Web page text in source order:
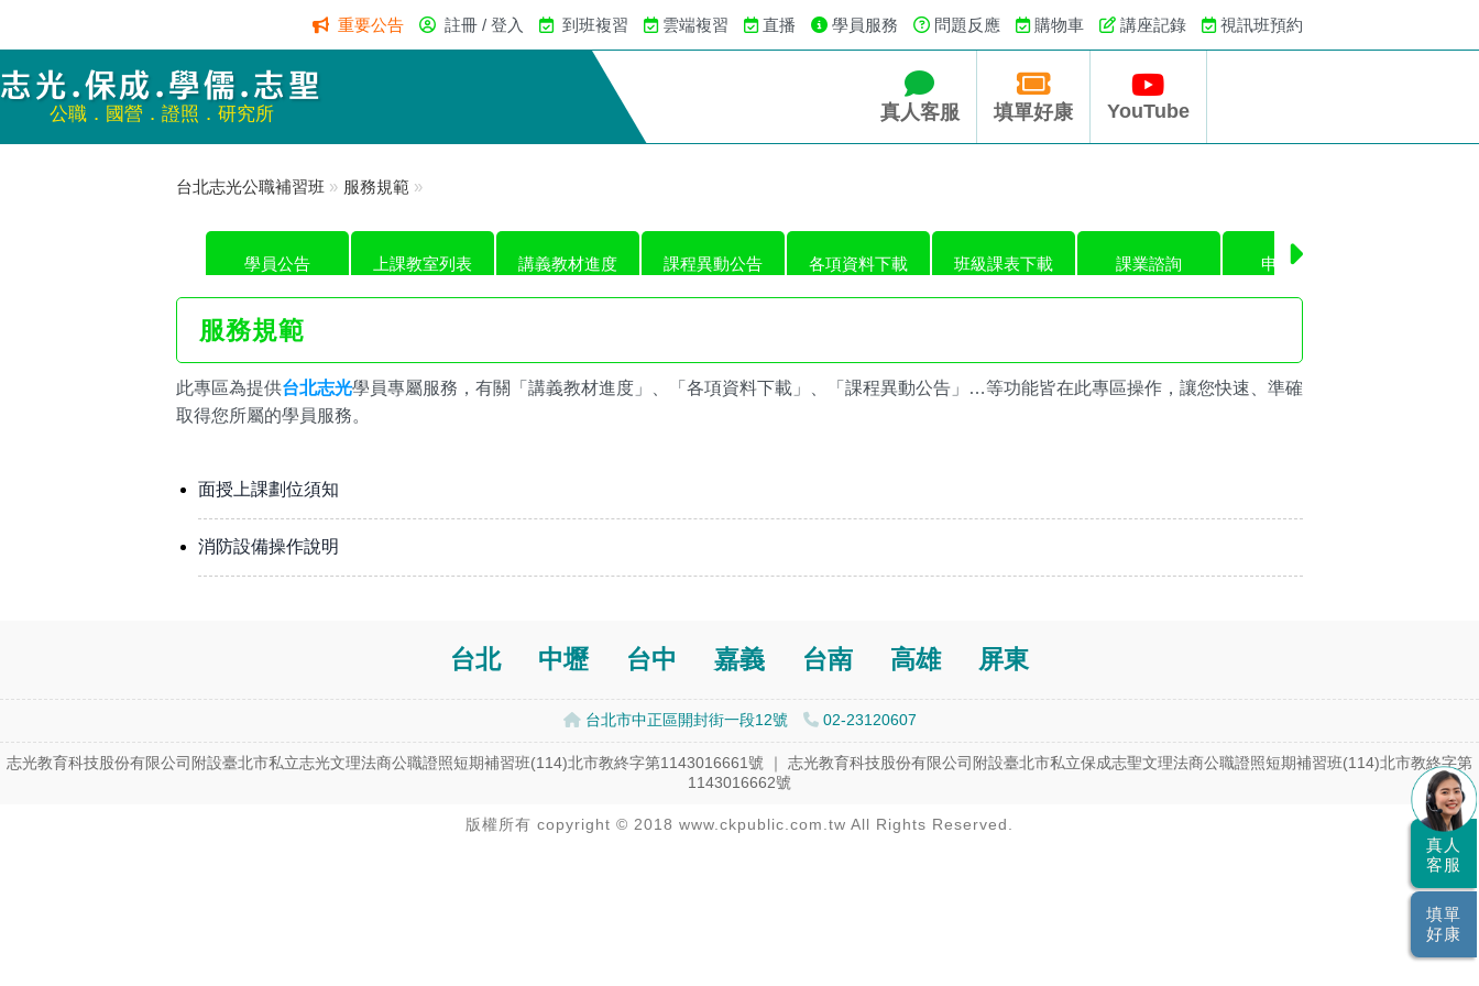
重要公告 註冊 / 登入 到班複習 雲端複習 直播 學員服務 問題反應 購物車 講座記錄 視訊班預約
志光.保成.學儒.志聖
公職．國營．證照．研究所 真人客服 填單好康 YouTube
真人
客服
填單
好康
台北志光公職補習班 » 服務規範 »
學員公告 上課教室列表 講義教材進度 課程異動公告 各項資料下載 班級課表下載 課業諮詢 申論批閱
服務規範
此專區為提供台北志光學員專屬服務，有關「講義教材進度」、「各項資料下載」、「課程異動公告」…等功能皆在此專區操作，讓您快速、準確
取得您所屬的學員服務。
面授上課劃位須知
消防設備操作說明
台北 中壢 台中 嘉義 台南 高雄 屏東
台北市中正區開封街一段12號 02-23120607
志光教育科技股份有限公司附設臺北市私立志光文理法商公職證照短期補習班(114)北市教終字第1143016661號 ｜ 志光教育科技股份有限公司附設臺北市私立保成志聖文理法商公職證照短期補習班(114)北市教終字第
1143016662號
版權所有 copyright © 2018 www.ckpublic.com.tw All Rights Reserved.